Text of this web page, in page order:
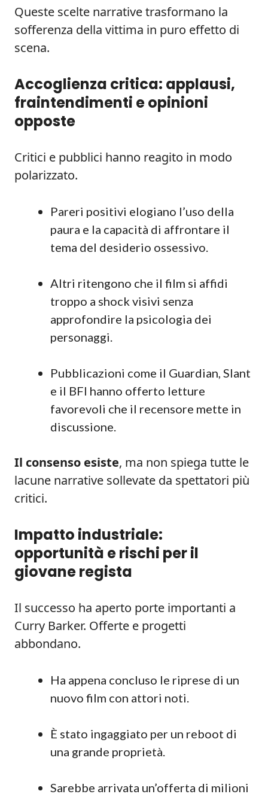
Queste scelte narrative trasformano la
sofferenza della vittima in puro effetto di
scena.
Accoglienza critica: applausi,
fraintendimenti e opinioni
opposte
Critici e pubblici hanno reagito in modo
polarizzato.
Pareri positivi elogiano l’uso della
paura e la capacità di affrontare il
tema del desiderio ossessivo.
Altri ritengono che il film si affidi
troppo a shock visivi senza
approfondire la psicologia dei
personaggi.
Pubblicazioni come il Guardian, Slant
e il BFI hanno offerto letture
favorevoli che il recensore mette in
discussione.
Il consenso esiste, ma non spiega tutte le
lacune narrative sollevate da spettatori più
critici.
Impatto industriale:
opportunità e rischi per il
giovane regista
Il successo ha aperto porte importanti a
Curry Barker. Offerte e progetti
abbondano.
Ha appena concluso le riprese di un
nuovo film con attori noti.
È stato ingaggiato per un reboot di
una grande proprietà.
Sarebbe arrivata un’offerta di milioni